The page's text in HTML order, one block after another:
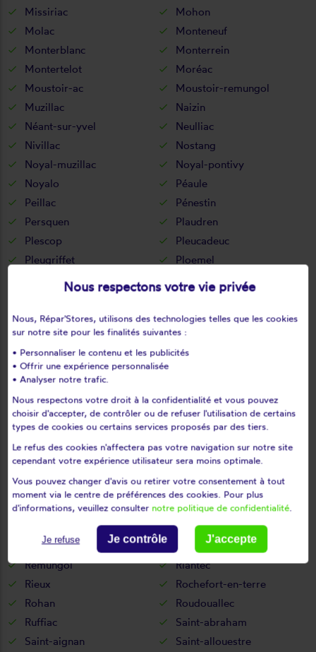
Missiriac
Mohon
Molac
Monteneuf
Monterblanc
Monterrein
Montertelot
Moréac
Moustoir-ac
Moustoir-remungol
Muzillac
Naizin
Néant-sur-yvel
Neulliac
Nivillac
Nostang
Noyal-muzillac
Noyal-pontivy
Noyalo
Péaule
Peillac
Pénestin
Persquen
Plaudren
Plescop
Pleucadeuc
Pleugriffet
Ploemel
Ploemeur
Ploërdut
Plouay
Plougoumelen
Plouharnel
Plouhinec
Plouray
Pluherlin
Plumelec
Plumergat
Pluneret
Pluvigner
Pont-scorff
Pontivy
Porcaro
Port-louis
Questembert
Quéven
Quiberon
Quily
Radenac
Réguiny
Réminiac
Remungol
Riantec
Rieux
Rochefort-en-terre
Rohan
Roudouallec
Ruffiac
Saint-abraham
Saint-aignan
Saint-allouestre
Nous respectons votre vie privée
Nous, Répar'Stores, utilisons des technologies telles que les cookies
sur notre site pour les finalités suivantes :
• Personnaliser le contenu et les publicités
• Offrir une expérience personnalisée
• Analyser notre trafic.
Nous respectons votre droit à la confidentialité et vous pouvez
choisir d'accepter, de contrôler ou de refuser l'utilisation de certains
types de cookies ou certains services proposés par des tiers.
Le refus des cookies n'affectera pas votre navigation sur notre site
cependant votre expérience utilisateur sera moins optimale.
Vous pouvez changer d'avis ou retirer votre consentement à tout
moment via le centre de préférences des cookies. Pour plus
d'informations, veuillez consulter notre politique de confidentialité.
Je refuse Je contrôle J'accepte